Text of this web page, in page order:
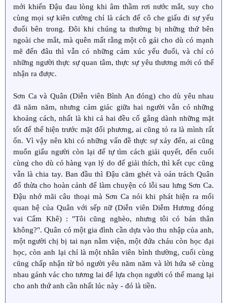
mới khiến Đậu đau lòng khi âm thầm rơi nước mắt, suy cho
cùng mọi sự kiên cường chỉ là cách để cô che giấu đi sự yếu
đuối bên trong. Đôi khi chúng ta thường bị những thứ bên
ngoài che mắt, mà quên mất rằng một cô gái cho dù có mạnh
mẽ đến đâu thì vẫn có những cảm xúc yếu đuối, và chỉ có
những người thực sự quan tâm, thực sự yêu thương mới có thể
nhận ra được.
Sơn Ca và Quân (Diễn viên Bình An đóng) cho dù yêu nhau
đã năm năm, nhưng cảm giác giữa hai người vẫn có những
khoảng cách, nhất là khi cả hai đều cố gắng dành những mặt
tốt để thể hiện trước mặt đối phương, ai cũng tỏ ra là mình rất
ổn. Vì vậy nên khi có những vấn đề thực sự xảy đến, ai cũng
muốn giấu người còn lại để tự tìm cách giải quyết, đến cuối
cùng cho dù có hàng vạn lý do để giải thích, thì kết cục cũng
vẫn là chia tay. Ban đầu thì Đậu căm ghét và oán trách Quân
đổ thừa cho hoàn cảnh để làm chuyện có lỗi sau lưng Sơn Ca.
Đậu nhớ mãi câu thoại mà Sơn Ca nói khi phát hiện ra mối
quan hệ của Quân với sếp nữ (Diễn viên Diễm Hương đóng
vai Cẩm Khê) : "Tôi cũng nghèo, nhưng tôi có bán thân
không?". Quân có một gia đình cần dựa vào thu nhập của anh,
một người chị bị tai nạn nằm viện, một đứa cháu còn học đại
học, còn anh lại chỉ là một nhân viên bình thường, cuối cùng
cũng chấp nhận từ bỏ người yêu năm năm và lời hứa sẽ cùng
nhau gánh vác cho tương lai để lựa chọn người có thể mang lại
cho anh thứ anh cần nhất lúc này - đó là tiền.